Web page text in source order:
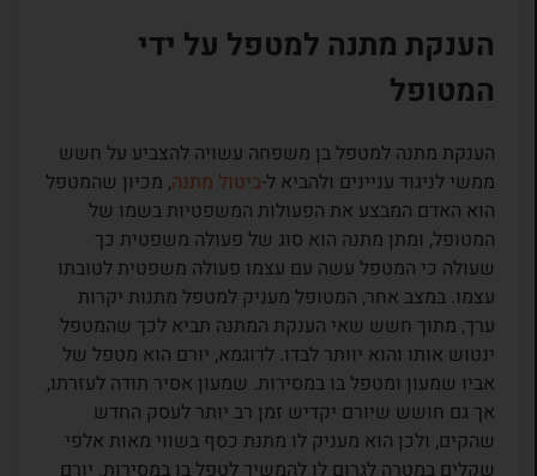
הענקת מתנה למטפל על ידי
המטופל
הענקת מתנה למטפל בן משפחה עשויה להצביע על חשש
ממשי לניגוד עניינים ולהביא ל-ביטול מתנה, מכיון שהמטפל
הוא האדם המבצע את הפעולות המשפטיות בשמו של
המטופל, ומתן מתנה הוא סוג של פעולה משפטית כך
שעולה כי המטפל עשה עם עצמו פעולה משפטית לטובתו
עצמו. במצב אחר, המטופל מעניק למטפל מתנות יקרות
ערך, מתוך חשש שאי הענקת המתנה תביא לכך שהמטפל
ינטוש אותו והוא יוותר לבדו. לדוגמא, יורם הוא מטפל של
אביו שמעון ומטפל בו במסירות. שמעון אסיר תודה לעזרתו,
אך גם חושש שיורם יקדיש זמן רב יותר לעסק החדש
שהקים, ולכן הוא מעניק לו מתנת כסף בשווי מאות אלפי